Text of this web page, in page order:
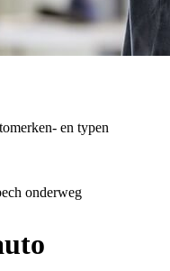
en typen
onderweg